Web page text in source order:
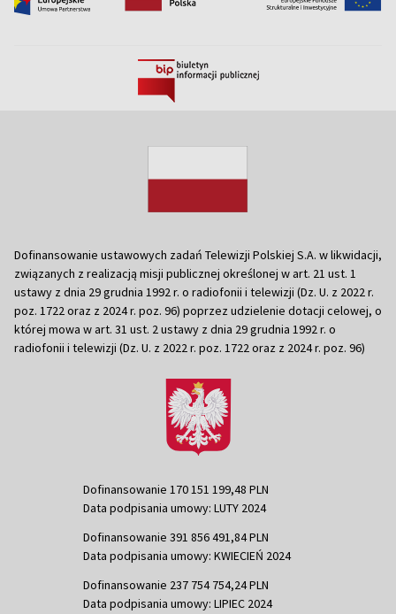
Dofinansowanie ustawowych zadań Telewizji Polskiej S.A. w likwidacji,
związanych z realizacją misji publicznej określonej w art. 21 ust. 1
ustawy z dnia 29 grudnia 1992 r. o radiofonii i telewizji (Dz. U. z 2022 r.
poz. 1722 oraz z 2024 r. poz. 96) poprzez udzielenie dotacji celowej, o
której mowa w art. 31 ust. 2 ustawy z dnia 29 grudnia 1992 r. o
radiofonii i telewizji (Dz. U. z 2022 r. poz. 1722 oraz z 2024 r. poz. 96)
Dofinansowanie 170 151 199,48 PLN
Data podpisania umowy: LUTY 2024
Dofinansowanie 391 856 491,84 PLN
Data podpisania umowy: KWIECIEŃ 2024
Dofinansowanie 237 754 754,24 PLN
Data podpisania umowy: LIPIEC 2024